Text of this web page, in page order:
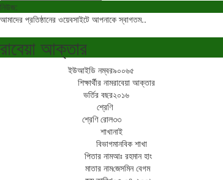
নিউজ:
আমাদের প্রতিষ্ঠানের ওয়েবসাইটে আপনাকে স্বাগতম..
রাবেয়া আক্তার
ইউআইডি নম্বর৯০০৬৫
শিক্ষার্থীর নামরাবেয়া আক্তার
ভর্তির বছর২০১৬
শ্রেণি
শ্রেণি রোল৩৩
শাখানাই
বিভাগমানবিক শাখা
পিতার নামআঃ রহমান হাং
মাতার নামজেসমিন বেগম